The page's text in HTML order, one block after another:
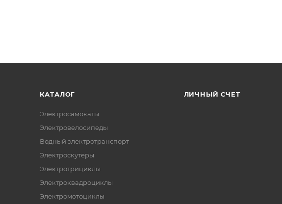
КАТАЛОГ
Электросамокаты
Электровелосипеды
Водный электротранспорт
Электроскутеры
Электротрициклы
Электроквадроциклы
Электромотоциклы
ЛИЧНЫЙ СЧЕТ